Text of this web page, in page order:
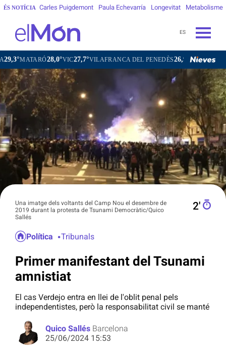
ÉS NOTÍCIA Carles Puigdemont Paula Echevarría Longevitat Metabolisme
ES
28,0°VIC27,7°VILAFRANCA DEL PENEDÈS26,9°VILANOVA I LA
Una imatge dels voltants del Camp Nou el desembre de
2019 durant la protesta de Tsunami Democràtic/Quico
Sallés
2′
Política Tribunals
Primer manifestant del Tsunami
amnistiat
El cas Verdejo entra en llei de l'oblit penal pels
independentistes, però la responsabilitat civil se manté
Quico Sallés Barcelona
25/06/2024 15:53